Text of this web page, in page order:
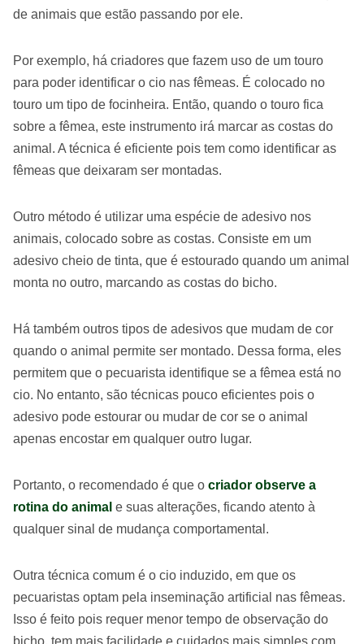
de animais que estão passando por ele.
Por exemplo, há criadores que fazem uso de um touro
para poder identificar o cio nas fêmeas. É colocado no
touro um tipo de focinheira. Então, quando o touro fica
sobre a fêmea, este instrumento irá marcar as costas do
animal. A técnica é eficiente pois tem como identificar as
fêmeas que deixaram ser montadas.
Outro método é utilizar uma espécie de adesivo nos
animais, colocado sobre as costas. Consiste em um
adesivo cheio de tinta, que é estourado quando um animal
monta no outro, marcando as costas do bicho.
Há também outros tipos de adesivos que mudam de cor
quando o animal permite ser montado. Dessa forma, eles
permitem que o pecuarista identifique se a fêmea está no
cio. No entanto, são técnicas pouco eficientes pois o
adesivo pode estourar ou mudar de cor se o animal
apenas encostar em qualquer outro lugar.
Portanto, o recomendado é que o criador observe a
rotina do animal e suas alterações, ficando atento à
qualquer sinal de mudança comportamental.
Outra técnica comum é o cio induzido, em que os
pecuaristas optam pela inseminação artificial nas fêmeas.
Isso é feito pois requer menor tempo de observação do
bicho, tem mais facilidade e cuidados mais simples com